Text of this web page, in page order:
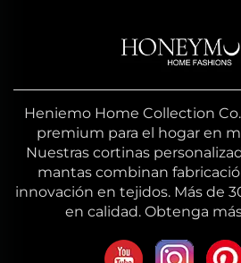
Heniemo Home Collection
premium para el hogar en
Nuestras cortinas
mantas combinan
innovación en tejidos. Más de
en calidad. Obtenga